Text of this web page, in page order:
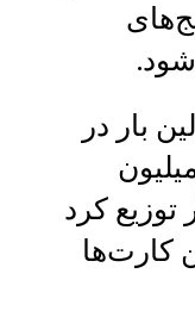
بار در
۲۰۰۶ میلادی به ۱.۳ میلیون
توزیع کرد
کارت‌ها